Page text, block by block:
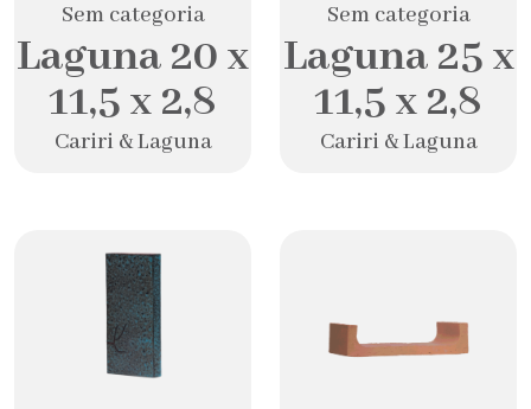
Sem categoria
Laguna 20 x
11,5 x 2,8
Cariri & Laguna
Sem categoria
Laguna 25 x
11,5 x 2,8
Cariri & Laguna